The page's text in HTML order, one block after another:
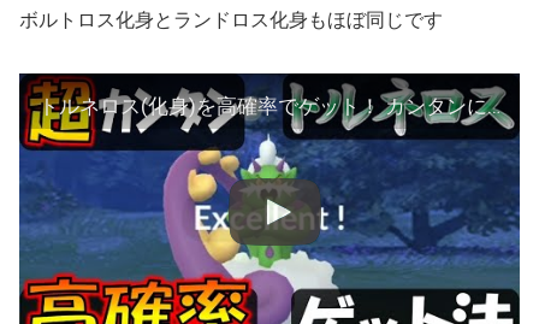
ボルトロス化身とランドロス化身もほぼ同じです
トルネロス(化身)を高確率でゲット！ カンタンにできるエクセレントスロー解説【ポケモンGO】